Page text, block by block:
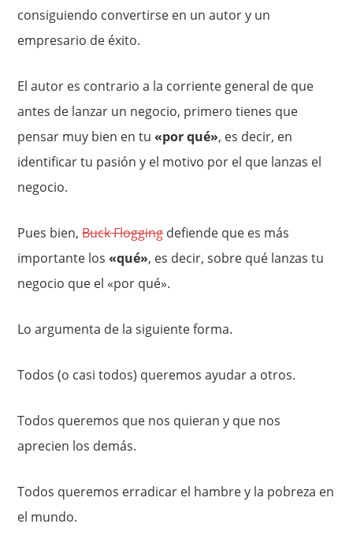
consiguiendo convertirse en un autor y un
empresario de éxito.
El autor es contrario a la corriente general de que
antes de lanzar un negocio, primero tienes que
pensar muy bien en tu«por qué», es decir, en
identificar tu pasión y el motivo por el que lanzas el
negocio.
Pues bien,Buck Floggingdefiende que es más
importante los«qué», es decir, sobre qué lanzas tu
negocio que el «por qué».
Lo argumenta de la siguiente forma.
Todos (o casi todos) queremos ayudar a otros.
Todos queremos que nos quieran y que nos
aprecien los demás.
Todos queremos erradicar el hambre y la pobreza en
el mundo.